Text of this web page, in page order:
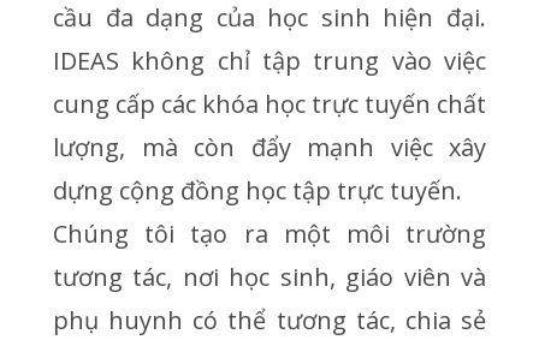
cầu đa dạng của học sinh hiện đại.
IDEAS không chỉ tập trung vào việc
cung cấp các khóa học trực tuyến chất
lượng, mà còn đẩy mạnh việc xây
dựng cộng đồng học tập trực tuyến.
Chúng tôi tạo ra một môi trường
tương tác, nơi học sinh, giáo viên và
phụ huynh có thể tương tác, chia sẻ